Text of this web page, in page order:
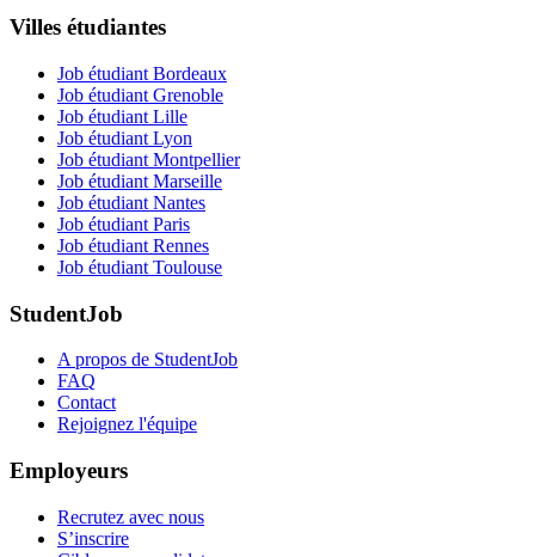
Villes étudiantes
Job étudiant Bordeaux
Job étudiant Grenoble
Job étudiant Lille
Job étudiant Lyon
Job étudiant Montpellier
Job étudiant Marseille
Job étudiant Nantes
Job étudiant Paris
Job étudiant Rennes
Job étudiant Toulouse
StudentJob
A propos de StudentJob
FAQ
Contact
Rejoignez l'équipe
Employeurs
Recrutez avec nous
S’inscrire